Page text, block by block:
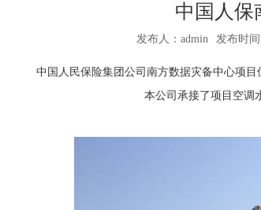
中国人保
发布人：admin 发布时间
中国人民保险集团公司南方数据灾备中心项
本公司承接了项目 空调